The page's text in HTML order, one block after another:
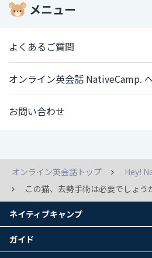
メニュー
よくあるご質問
オンライン英会話 NativeCamp.
お問い合わせ
オンライン英会話トップ
Hey!
この猫、去勢手術は必要でしょう
ネイティブキャンプ
ガイド